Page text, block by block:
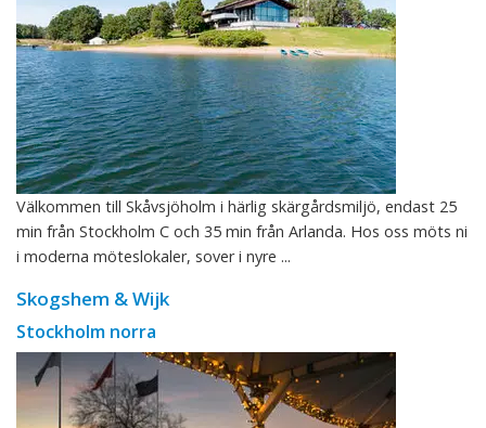
Välkommen till Skåvsjöholm i härlig skärgårdsmiljö, endast 25
min från Stockholm C och 35 min från Arlanda. Hos oss möts ni
i moderna möteslokaler, sover i nyre ...
Skogshem & Wijk
Stockholm norra